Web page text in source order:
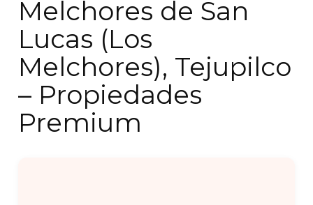
Melchores de San
Lucas (Los
Melchores), Tejupilco
– Propiedades
Premium